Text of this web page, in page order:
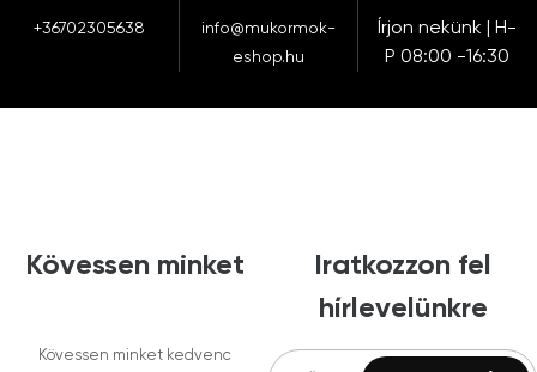
+36702305638
info@mukormok-
eshop.hu
Írjon nekünk | H-
P 08:00 -16:30
Kövessen minket
Kövessen minket kedvenc
Iratkozzon fel
hírlevelünkre